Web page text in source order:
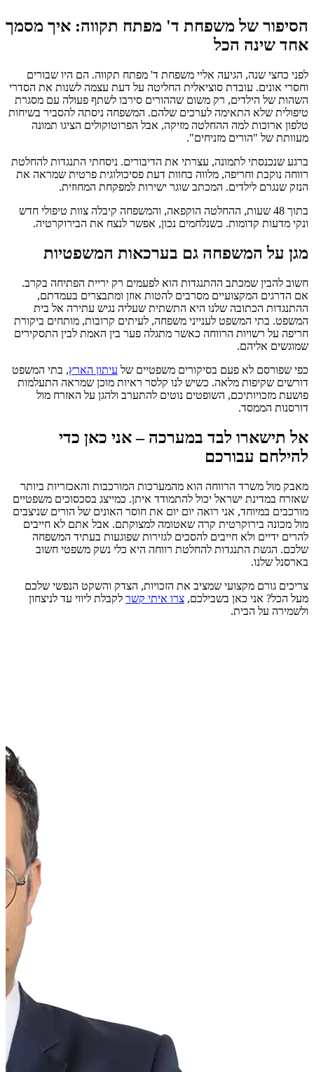
הסיפור של משפחת ד' מפתח תקווה: איך מסמך
אחד שינה הכל
לפני כחצי שנה, הגיעה אליי משפחת ד' מפתח תקווה. הם היו שבורים
וחסרי אונים. עובדת סוציאלית החליטה על דעת עצמה לשנות את הסדרי
השהות של הילדים, רק משום שההורים סירבו לשתף פעולה עם מסגרת
טיפולית שלא התאימה לערכים שלהם. המשפחה ניסתה להסביר בשיחות
טלפון ארוכות למה ההחלטה מזיקה, אבל הפרוטוקולים הציגו תמונה
מעוותת של "הורים מזניחים".
ברגע שנכנסתי לתמונה, עצרתי את הדיבורים. ניסחתי התנגדות להחלטת
רווחה נוקבת וחריפה, מלווה בחוות דעת פסיכולוגית פרטית שמראה את
הנזק שנגרם לילדים. המכתב שוגר ישירות למפקחת המחוזית.
בתוך 48 שעות, ההחלטה הוקפאה, והמשפחה קיבלה צוות טיפולי חדש
ונקי מדעות קדומות. כשנלחמים נכון, אפשר לנצח את הבירוקרטיה.
מגן על המשפחה גם בערכאות המשפטיות
חשוב להבין שמכתב ההתנגדות הוא לפעמים רק יריית הפתיחה בקרב.
אם הדרגים המקצועיים מסרבים להטות אוזן ומתבצרים בעמדתם,
ההתנגדות הכתובה שלנו היא התשתית שעליה נגיש עתירה אל בית
המשפט. בתי המשפט לענייני משפחה, לעיתים קרובות, מותחים ביקורת
חריפה על רשויות הרווחה כאשר מתגלה פער בין האמת לבין התסקירים
שמוגשים אליהם.
כפי שפורסם לא פעם בסיקורים משפטיים של עיתון הארץ, בתי המשפט
דורשים שקיפות מלאה. כשיש לנו קלסר ראיות מוכן שמראה התעלמות
פושעת מזכויותיכם, השופטים נוטים להתערב ולהגן על האזרח מול
דורסנות הממסד.
אל תישארו לבד במערכה – אני כאן כדי
להילחם עבורכם
מאבק מול משרד הרווחה הוא מהמערכות המורכבות והאכזריות ביותר
שאזרח במדינת ישראל יכול להתמודד איתן. כמייצג בסכסוכים משפטיים
מורכבים במיוחד, אני רואה יום יום את חוסר האונים של הורים שניצבים
מול מכונה בירוקרטית קרה שאטומה למצוקתם. אבל אתם לא חייבים
להרים ידיים ולא חייבים להסכים לגזירות שפוגעות בעתיד המשפחה
שלכם. הגשת התנגדות להחלטת רווחה היא כלי נשק משפטי חשוב
בארסנל שלנו.
צריכים גורם מקצועי שמציב את הזכויות, הצדק והשקט הנפשי שלכם
מעל הכל? אני כאן בשבילכם, צרו איתי קשר לקבלת ליווי עד לניצחון
ולשמירה על הבית.